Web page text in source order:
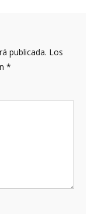
publicada. Los
*